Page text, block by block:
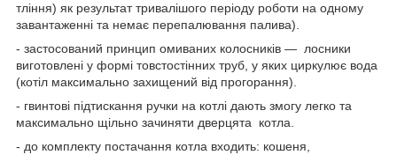
тління) як результат тривалішого періоду роботи на одному
завантаженні та немає перепалювання палива).
- застосований принцип омиваних колосників — лосники
виготовлені у формі товстостінних труб, у яких циркулює вода
(котіл максимально захищений від прогорання).
- гвинтові підтискання ручки на котлі дають змогу легко та
максимально щільно зачиняти дверцята котла.
- до комплекту постачання котла входить: кошеня,